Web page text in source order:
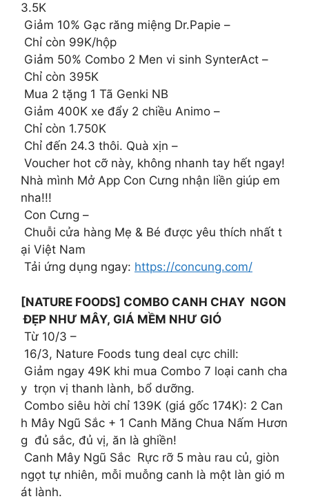
3.5K
Giảm 10% Gạc răng miệng Dr.Papie –
Chỉ còn 99K/hộp
Giảm 50% Combo 2 Men vi sinh SynterAct –
Chỉ còn 395K
Mua 2 tặng 1 Tã Genki NB
Giảm 400K xe đẩy 2 chiều Animo –
Chỉ còn 1.750K
️‍ Chỉ đến 24.3 thôi. Quà xịn –
Voucher hot cỡ này, không nhanh tay hết ngay!
Nhà mình Mở App Con Cưng nhận liền giúp em
nha!!!
Con Cưng –
Chuỗi cửa hàng Mẹ & Bé được yêu thích nhất t
ại Việt Nam
Tải ứng dụng ngay: https://concung.com/
[NATURE FOODS] COMBO CANH CHAY NGON
ĐẸP NHƯ MÂY, GIÁ MỀM NHƯ GIÓ
Từ 10/3 –
16/3, Nature Foods tung deal cực chill:
Giảm ngay 49K khi mua Combo 7 loại canh cha
y trọn vị thanh lành, bổ dưỡng.
Combo siêu hời chỉ 139K (giá gốc 174K): 2 Can
h Mây Ngũ Sắc + 1 Canh Măng Chua Nấm Hươn
g đủ sắc, đủ vị, ăn là ghiền!
Canh Mây Ngũ Sắc Rực rỡ 5 màu rau củ, giòn
ngọt tự nhiên, mỗi muỗng canh là một làn gió m
át lành.